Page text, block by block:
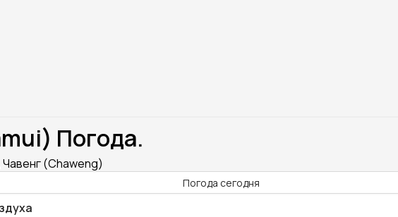
Погода.
(Chaweng)
Погода сегодня